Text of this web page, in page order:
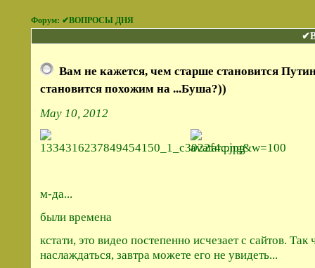
Форум: ✔ВОПРОСЫ ДНЯ
Вам не кажется, чем старше становится
становится похожим на ...Буша?))
May 10, 2012
м-да...
были времена
кстати, это видео постепенно исчезает с сайтов. Так
наслаждаться, завтра можете его не увидеть...